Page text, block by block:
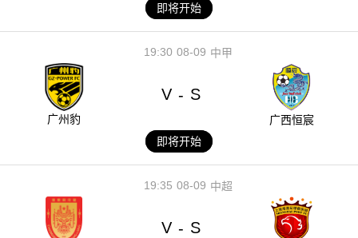
即将开始
08-09
19:30 中甲
广州豹
V - S
广西恒宸
即将开始
08-09
19:35 中超
V - S